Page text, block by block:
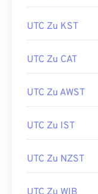
UTC Zu KST
UTC Zu CAT
UTC Zu AWST
UTC Zu IST
UTC Zu NZST